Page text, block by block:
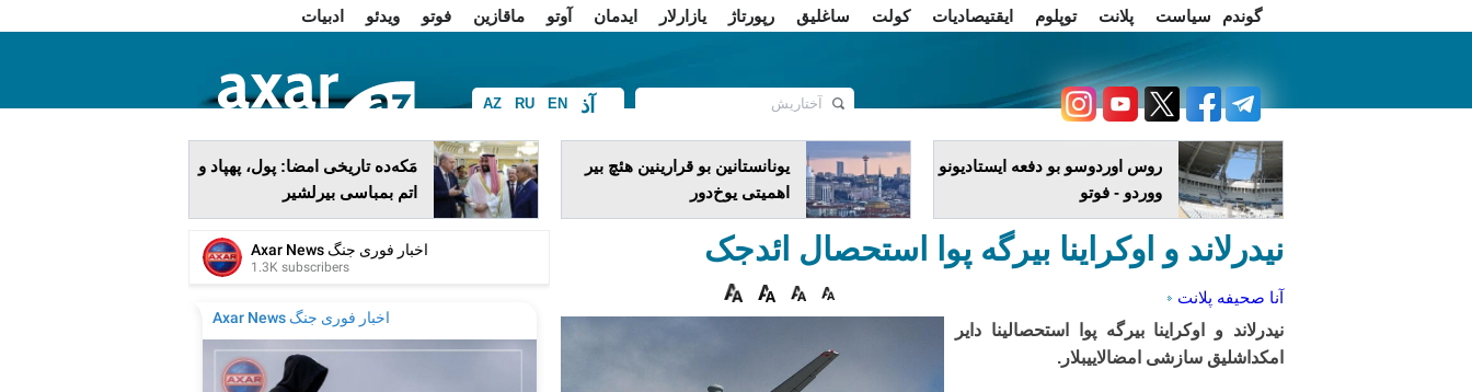
گوندم سیاست پلانت توپلوم ایقتیصادیات کولت ساغلیق رپورتاژ یازارلار ایدمان آوتو ماقازین فوتو ویدئو
ادبیات
AZ RU EN آذ
فا
روس اوردوسو بو دفعه ایستادیونو
ووردو - فوتو
یونانستانین بو قرارینین هئچ بیر
اهمیتی یوخ‌دور
مَکه‌ده تاریخی امضا: پول، پهپاد و
اتم بمباسی بیرلشیر
نیدرلاند و اوکراینا بیرگه پوا استحصال ائد‌جک
آنا صحیفه پلانت
نیدرلاند و اوکراینا بیرگه پوا استحصالینا دایر
امکداشلیق سازشی امضالاییبلار.